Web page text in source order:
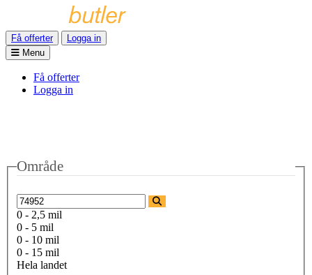
Få offerter
Logga in
Menu
Få offerter
Logga in
Område
0 - 2,5 mil
0 - 5 mil
0 - 10 mil
0 - 15 mil
Hela landet